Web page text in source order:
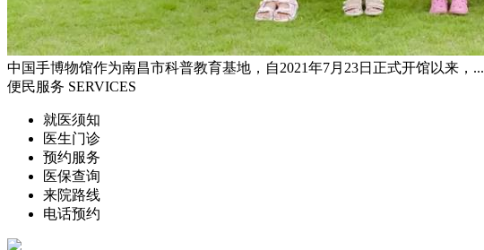
中国手博物馆作为南昌市科普教育基地，自2021年7月23日正式开馆以来，...
便民服务 SERVICES
就医须知
医生门诊
预约服务
医保查询
来院路线
电话预约